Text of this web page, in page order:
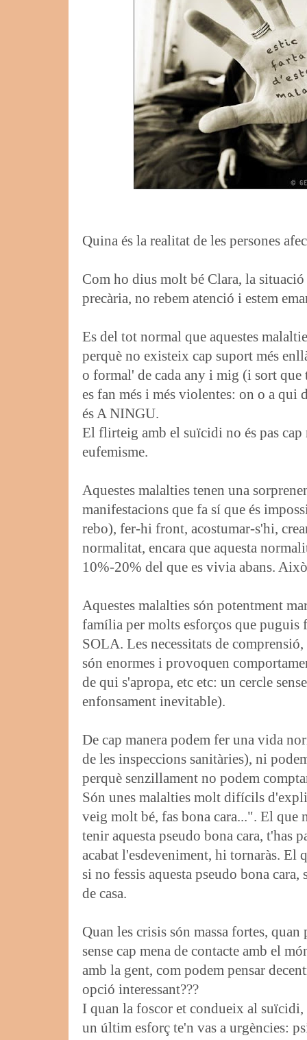
Quina és la realitat de les persones
Com ho dius molt bé Clara, la
precària, no rebem atenció i estem
Es del tot normal que aquestes
perquè no existeix cap suport més
o formal' de cada any i mig (i sort
es fan més i més violentes: on o a qui
és A NINGU.
El flirteig amb el suïcidi no és pas
eufemisme.
Aquestes malalties tenen una
manifestacions que fa sí que és
rebo), fer-hi front, acostumar-s'hi,
normalitat, encara que aquesta
10%-20% del que es vivia abans.
Aquestes malalties són potentment
família per molts esforços que puguis
SOLA. Les necessitats de
són enormes i provoquen
de qui s'apropa, etc etc: un cercle
enfonsament inevitable).
De cap manera podem fer una vida
de les inspeccions sanitàries), ni
perquè senzillament no podem
Són unes malalties molt difícils
veig molt bé, fas bona cara...". El que
tenir aquesta pseudo bona cara, t'has
acabat l'esdeveniment, hi tornaràs. El
si no fessis aquesta pseudo bona
de casa.
Quan les crisis són massa fortes,
sense cap mena de contacte amb el
amb la gent, com podem pensar
opció interessant???
I quan la foscor et condueix al suïcidi,
un últim esforç te'n vas a urgències: